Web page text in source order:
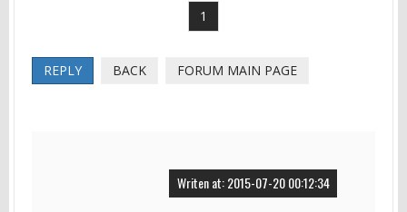
1
REPLY BACK FORUM MAIN PAGE
Writen at: 2015-07-20 00:12:34